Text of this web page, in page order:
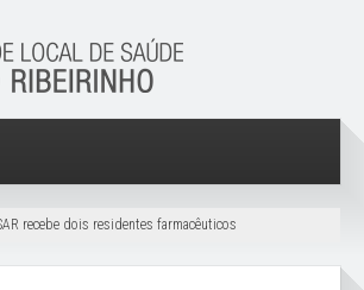
recebe dois residentes farmacêuticos